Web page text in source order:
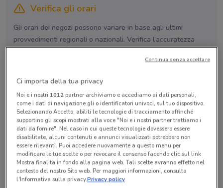
Verifica gli orari
Gli orari dei negozi possono variare in base agli ultimi
provvedimenti regionali o nazionali. Verifica l’accuratezza
chiamando il negozio.
Lunedì n.d.
Martedì n.d.
Mercoledì n.d.
Giovedì n.d.
Venerdì n.d.
Sabato n.d.
Domenica n.d.
0332978085
TRAVEDONA MONATE
Tutte le promozioni di questo negozio
Ci importa della tua privacy
Noi e i nostri 1012partner archiviamo e accediamo ai dati personali,
come i dati di navigazione gli o identificatori univoci, sul tuo dispositivo.
Selezionando Accetto, abiliti le tecnologie di tracciamento affinché
supportino gli scopi mostrati alla voce "Noi e i nostri partner trattiamo i
dati da fornire". Nel caso in cui queste tecnologie dovessero essere
disabilitate, alcuni contenuti e annunci visualizzati potrebbero non
essere rilevanti. Puoi accedere nuovamente a questo menu per
modificare le tue scelte o per revocare il consenso facendo clic sul link
Mostra finalità in fondo alla pagina web. Tali scelte avranno effetto nel
contesto del nostro Sito web. Per maggiori informazioni, consulta
l'Informativa sulla privacy.Privacy policy
Continua senza accettare